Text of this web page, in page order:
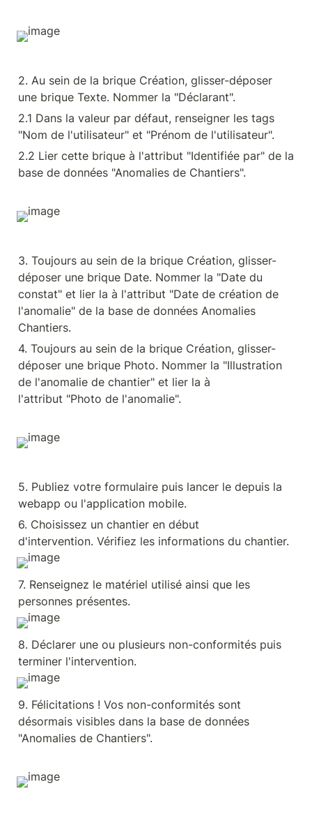
2. Au sein de la brique Création, glisser-déposer
une brique Texte. Nommer la "Déclarant".
2.1 Dans la valeur par défaut, renseigner les tags
"Nom de l'utilisateur" et "Prénom de l'utilisateur".
2.2 Lier cette brique à l'attribut "Identifiée par" de la
base de données "Anomalies de Chantiers".
3. Toujours au sein de la brique Création, glisser-
déposer une brique Date. Nommer la "Date du
constat" et lier la à l'attribut "Date de création de
l'anomalie" de la base de données Anomalies
Chantiers.
4. Toujours au sein de la brique Création, glisser-
déposer une brique Photo. Nommer la "Illustration
de l'anomalie de chantier" et lier la à
l'attribut "Photo de l'anomalie".
5. Publiez votre formulaire puis lancer le depuis la
webapp ou l'application mobile.
6. Choisissez un chantier en début
d'intervention. Vérifiez les informations du chantier.
7. Renseignez le matériel utilisé ainsi que les
personnes présentes.
8. Déclarer une ou plusieurs non-conformités puis
terminer l'intervention.
9. Félicitations ! Vos non-conformités sont
désormais visibles dans la base de données
"Anomalies de Chantiers".